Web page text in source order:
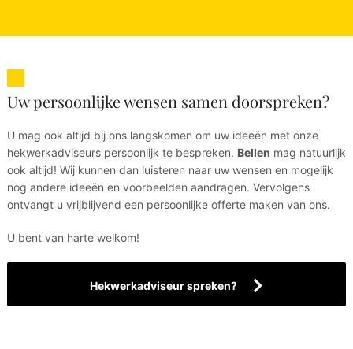
Uw persoonlijke wensen samen doorspreken?
U mag ook altijd bij ons langskomen om uw ideeën met onze
hekwerkadviseurs persoonlijk te bespreken. Bellen mag natuurlijk
ook altijd! Wij kunnen dan luisteren naar uw wensen en mogelijk
nog andere ideeën en voorbeelden aandragen. Vervolgens
ontvangt u vrijblijvend een persoonlijke offerte maken van ons.
U bent van harte welkom!
Hekwerkadviseur spreken?